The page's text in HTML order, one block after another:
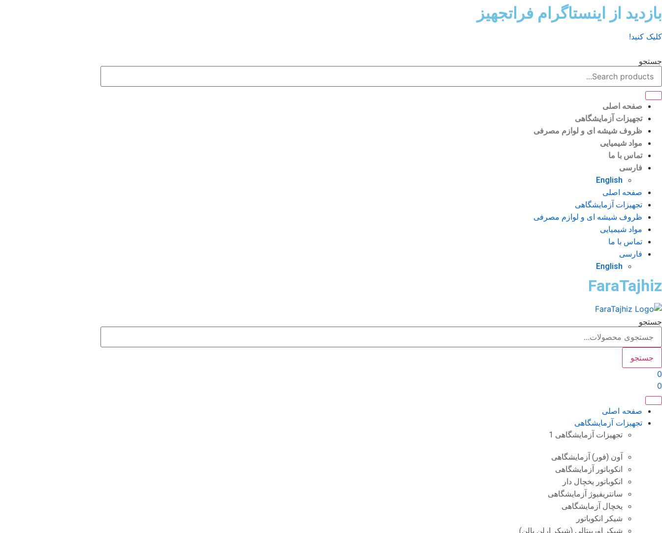
پرش
به
بازدید از اینستاگرام فراتجهیز
کلیک کنید!
جستجو
صفحه اصلی
تجهیزات آزمایشگاهی
ظروف شیشه ای و لوازم مصرفی
مواد شیمیایی
تماس با ما
فارسی
English
صفحه اصلی
تجهیزات آزمایشگاهی
ظروف شیشه ای و لوازم مصرفی
مواد شیمیایی
تماس با ما
فارسی
English
FaraTajhiz
جستجو
جستجو
0
0
صفحه اصلی
تجهیزات آزمایشگاهی
تجهیزات آزمایشگاهی 1
آون (فور) آزمایشگاهی
انکوباتور آزمایشگاهی
انکوباتور یخچال دار
سانتریفیوژ آزمایشگاهی
یخچال آزمایشگاهی
شیکر انکوباتور
شیکر اوربیتالی (شیکر ارلن بالن)